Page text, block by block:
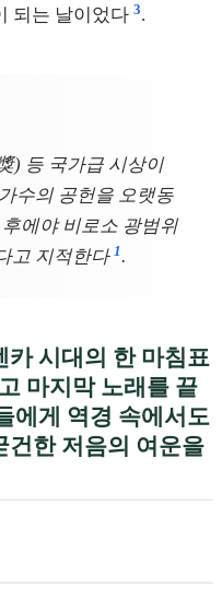
되는 날이었다 3.
) 등 국가급 시상이
수의 공헌을 오랫동
에야 비로소 광범위
고 지적한다 1.
카 시대의 한 마침표
마지막 노래를 끝
에게 역경 속에서도
건한 저음의 여운을